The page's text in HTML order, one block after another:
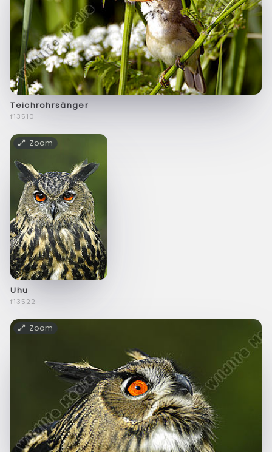
Teichrohrsänger
f13510
Zoom
Uhu
f13522
Zoom